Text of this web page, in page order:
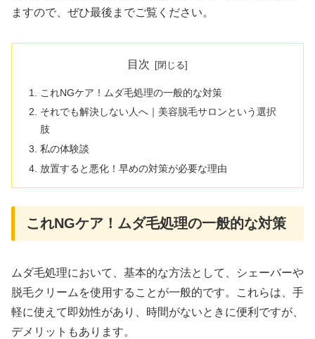
ますので、ぜひ最後までご覧ください。
目次
これNGケア！ムダ毛処理の一般的な対策
それでも解決しない人へ｜美容脱毛サロンという選択
肢
私の体験談
放置すると悪化！早めの対策が必要な理由
これNGケア！ムダ毛処理の一般的な対策
ムダ毛処理において、基本的な方法として、シェーバーや
脱毛クリームを使用することが一般的です。これらは、手
軽に使えて即効性があり、時間がないときに便利ですが、
デメリットもあります。